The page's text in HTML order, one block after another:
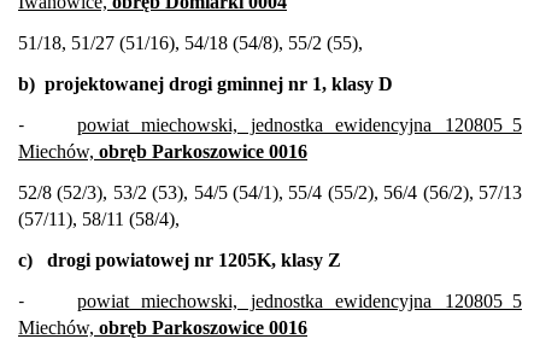
51/18, 51/27 (51/16), 54/18 (54/8), 55/2 (55),
b) projektowanej drogi gminnej nr 1, klasy D
-
powiat miechowski, jednostka ewidencyjna 120805_5
Miechów, obręb Parkoszowice 0016
52/8 (52/3), 53/2 (53), 54/5 (54/1), 55/4 (55/2), 56/4 (56/2), 57/13
(57/11), 58/11 (58/4),
c)
drogi powiatowej nr 1205K, klasy Z
-
powiat miechowski, jednostka ewidencyjna 120805_5
Miechów, obręb Parkoszowice 0016